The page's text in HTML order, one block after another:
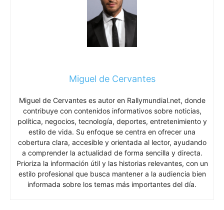
Miguel de Cervantes
Miguel de Cervantes es autor en Rallymundial.net, donde
contribuye con contenidos informativos sobre noticias,
política, negocios, tecnología, deportes, entretenimiento y
estilo de vida. Su enfoque se centra en ofrecer una
cobertura clara, accesible y orientada al lector, ayudando
a comprender la actualidad de forma sencilla y directa.
Prioriza la información útil y las historias relevantes, con un
estilo profesional que busca mantener a la audiencia bien
informada sobre los temas más importantes del día.